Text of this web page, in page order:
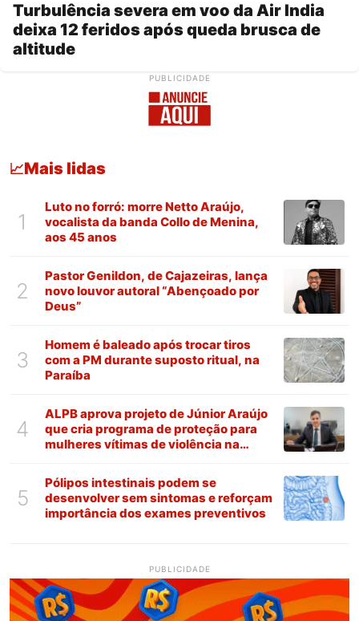
Turbulência severa em voo da Air India
deixa 12 feridos após queda brusca de
altitude
PUBLICIDADE
📈Mais lidas
1
Luto no forró: morre Netto Araújo,
vocalista da banda Collo de Menina,
aos 45 anos
2
Pastor Genildon, de Cajazeiras, lança
novo louvor autoral “Abençoado por
Deus”
3
Homem é baleado após trocar tiros
com a PM durante suposto ritual, na
Paraíba
4
ALPB aprova projeto de Júnior Araújo
que cria programa de proteção para
mulheres vítimas de violência na
5
Pólipos intestinais podem se
desenvolver sem sintomas e reforçam
importância dos exames preventivos
PUBLICIDADE